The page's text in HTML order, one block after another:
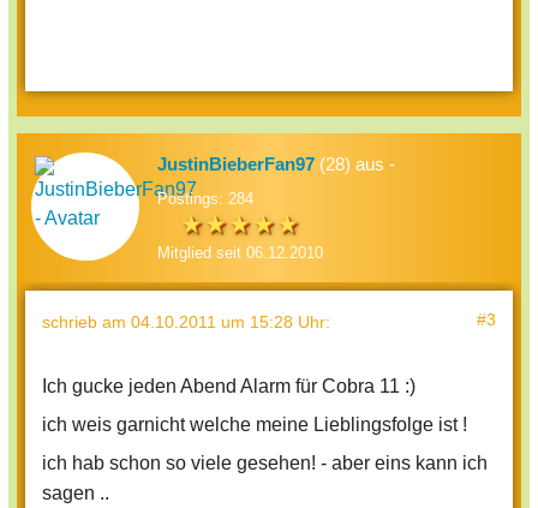
JustinBieberFan97 (28) aus -
Postings: 284
Mitglied seit 06.12.2010
schrieb am 04.10.2011 um 15:28 Uhr: #3
Ich gucke jeden Abend Alarm für Cobra 11 :)
ich weis garnicht welche meine Lieblingsfolge ist !
ich hab schon so viele gesehen! - aber eins kann ich
sagen ..